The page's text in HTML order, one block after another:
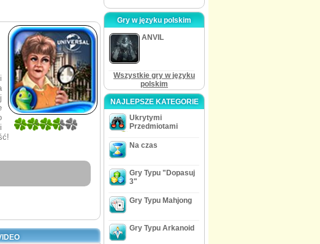
1
Gry w języku polskim
ANVIL
Wszystkie gry w języku
polskim
NAJLEPSZE KATEGORIE
Ukrytymi
Przedmiotami
Na czas
Gry Typu "Dopasuj
3"
Gry Typu Mahjong
Gry Typu Arkanoid